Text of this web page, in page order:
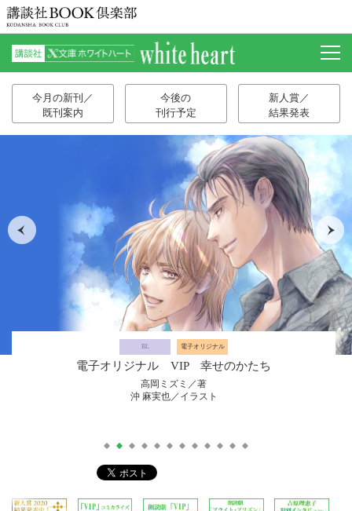
今月の新刊／
既刊案内
今後の
刊行予定
新人賞／
結果発表
BL 電子オリジナル
電子オリジナル VIP 幸せのかたち
高岡ミズミ／著
沖 麻実也／イラスト